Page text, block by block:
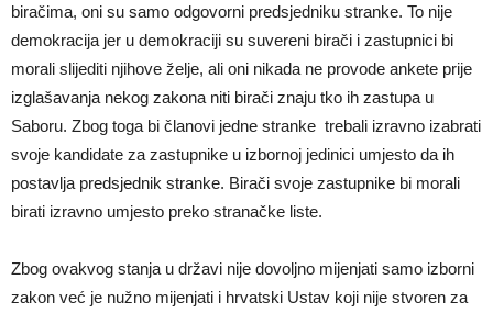
biračima, oni su samo odgovorni predsjedniku stranke. To nije
demokracija jer u demokraciji su suvereni birači i zastupnici bi
morali slijediti njihove želje, ali oni nikada ne provode ankete prije
izglašavanja nekog zakona niti birači znaju tko ih zastupa u
Saboru. Zbog toga bi članovi jedne stranke trebali izravno izabrati
svoje kandidate za zastupnike u izbornoj jedinici umjesto da ih
postavlja predsjednik stranke. Birači svoje zastupnike bi morali
birati izravno umjesto preko stranačke liste.
Zbog ovakvog stanja u državi nije dovoljno mijenjati samo izborni
zakon već je nužno mijenjati i hrvatski Ustav koji nije stvoren za